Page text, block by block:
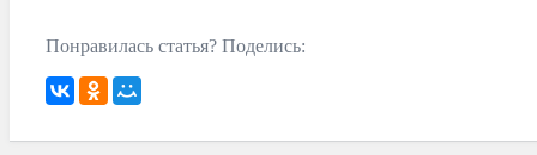
Понравилась статья? Поделись: